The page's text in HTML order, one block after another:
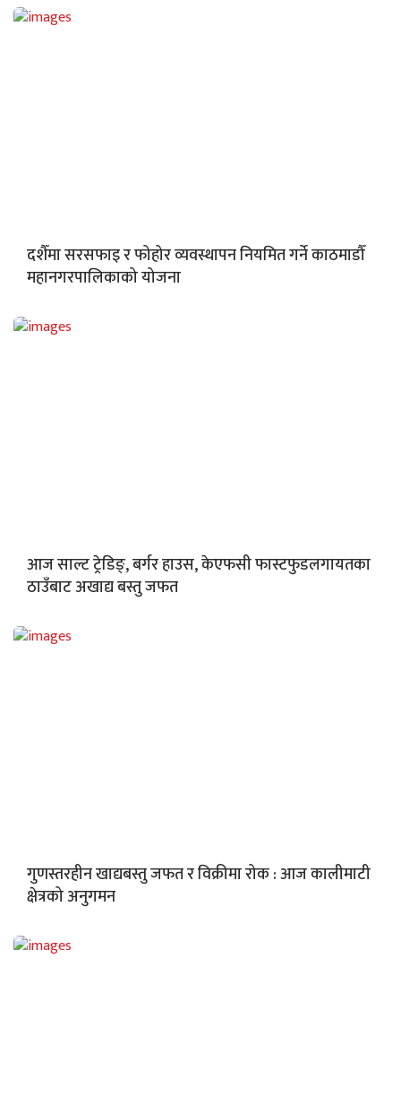
दशैँमा सरसफाइ र फोहोर व्यवस्थापन नियमित गर्ने काठमाडौँ
महानगरपालिकाको योजना
आज साल्ट ट्रेडिङ्, बर्गर हाउस, केएफसी फास्टफुडलगायतका
ठाउँबाट अखाद्य बस्तु जफत
गुणस्तरहीन खाद्यबस्तु जफत र विक्रीमा रोक : आज कालीमाटी
क्षेत्रको अनुगमन